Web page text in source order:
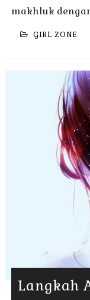
makhluk
GIRL ZONE
Langkah